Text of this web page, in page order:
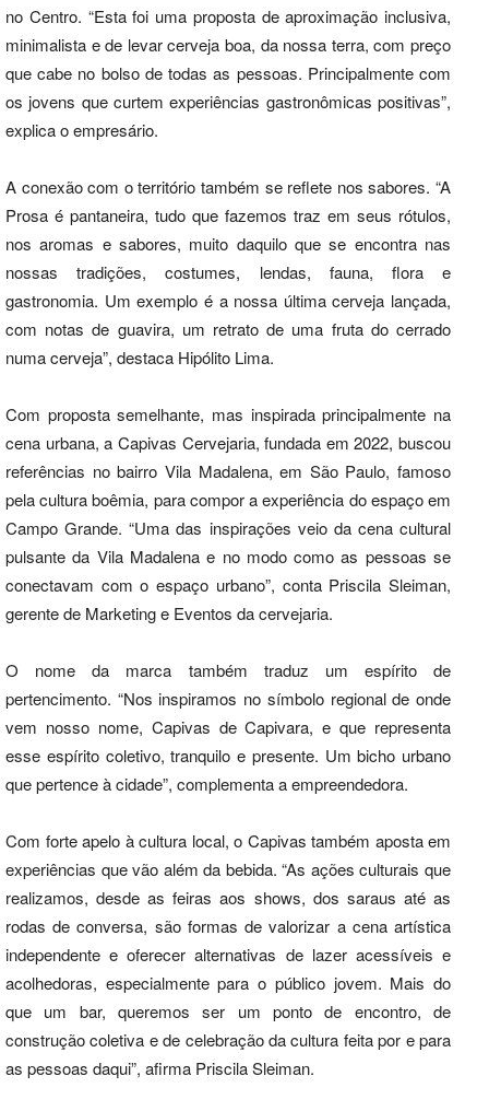
no Centro. “Esta foi uma proposta de aproximação inclusiva,
minimalista e de levar cerveja boa, da nossa terra, com preço
que cabe no bolso de todas as pessoas. Principalmente com
os jovens que curtem experiências gastronômicas positivas”,
explica o empresário.
A conexão com o território também se reflete nos sabores. “A
Prosa é pantaneira, tudo que fazemos traz em seus rótulos,
nos aromas e sabores, muito daquilo que se encontra nas
nossas tradições, costumes, lendas, fauna, flora e
gastronomia. Um exemplo é a nossa última cerveja lançada,
com notas de guavira, um retrato de uma fruta do cerrado
numa cerveja”, destaca Hipólito Lima.
Com proposta semelhante, mas inspirada principalmente na
cena urbana, a Capivas Cervejaria, fundada em 2022, buscou
referências no bairro Vila Madalena, em São Paulo, famoso
pela cultura boêmia, para compor a experiência do espaço em
Campo Grande. “Uma das inspirações veio da cena cultural
pulsante da Vila Madalena e no modo como as pessoas se
conectavam com o espaço urbano”, conta Priscila Sleiman,
gerente de Marketing e Eventos da cervejaria.
O nome da marca também traduz um espírito de
pertencimento. “Nos inspiramos no símbolo regional de onde
vem nosso nome, Capivas de Capivara, e que representa
esse espírito coletivo, tranquilo e presente. Um bicho urbano
que pertence à cidade”, complementa a empreendedora.
Com forte apelo à cultura local, o Capivas também aposta em
experiências que vão além da bebida. “As ações culturais que
realizamos, desde as feiras aos shows, dos saraus até as
rodas de conversa, são formas de valorizar a cena artística
independente e oferecer alternativas de lazer acessíveis e
acolhedoras, especialmente para o público jovem. Mais do
que um bar, queremos ser um ponto de encontro, de
construção coletiva e de celebração da cultura feita por e para
as pessoas daqui”, afirma Priscila Sleiman.